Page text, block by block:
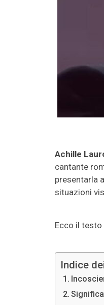
Achille
cantante
presentarla
situazioni
Ecco il
Indice